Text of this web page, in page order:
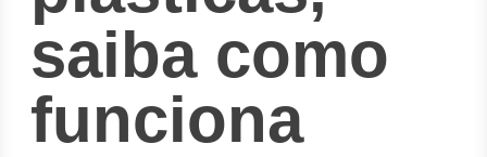
saiba como
funciona